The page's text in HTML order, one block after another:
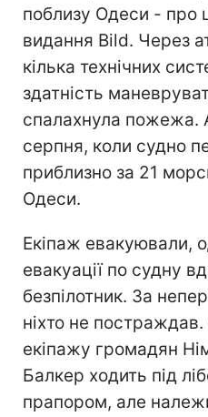
поблизу Одеси - про
видання Bild. Через
кілька технічних
здатність
спалахнула пожежа.
серпня, коли судно
приблизно за 21
Одеси.
Екіпаж евакуювали,
евакуації по судну
безпілотник. За
ніхто не
екіпажу громадян
Балкер ходить під
прапором, але